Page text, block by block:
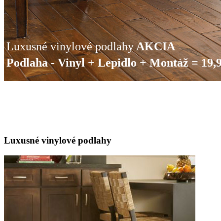
Luxusné vinylové podlahyAKCIA
Podlaha - Vinyl + Lepidlo + Montáž =
Luxusné vinylové podlahy